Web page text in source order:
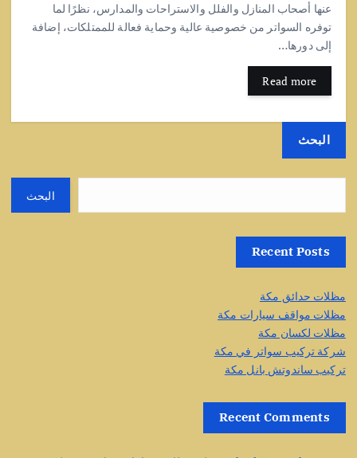
عنها أصحاب المنازل والفلل والاستراحات والمدارس، نظرًا لما
توفره السواتر من خصوصية عالية وحماية فعالة للممتلكات، إضافة
إلى دورها…
Read more
البحث
البحث
Recent Posts
مظلات حدائق مكة
مظلات مواقف سيارات مكة
مظلات لكسان مكة
شركة تركيب سواتر في مكة
تركيب ساندوتش بانل مكة
Recent Comments